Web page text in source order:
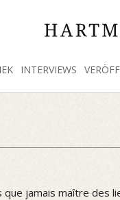
INTERVIEWS
que jamais maître